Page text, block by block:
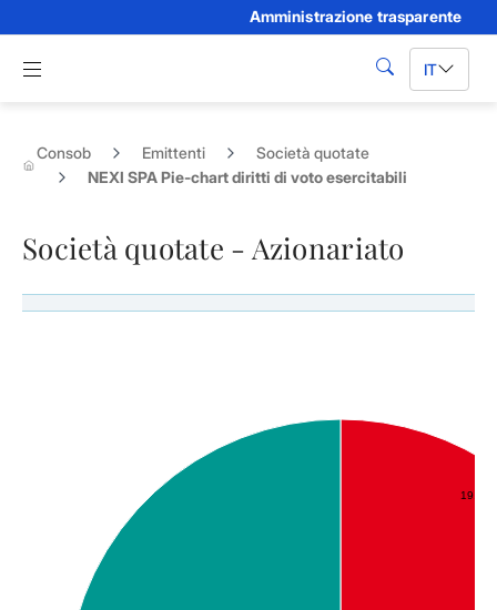
Amministrazione trasparente
Apri menu di navigazione
cerca IT
Consob Emittenti
Società quotate
NEXI SPA Pie-chart diritti di voto esercitabili
Società quotate - Azionariato